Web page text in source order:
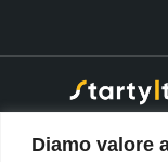
Diamo valore
Società